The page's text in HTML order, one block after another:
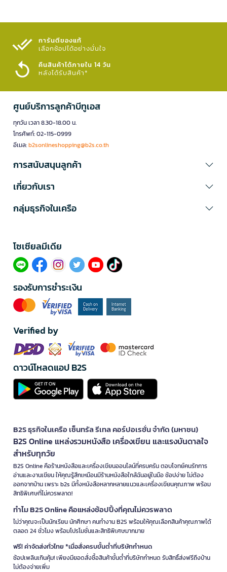
การันตีของแท้
เลือกช้อปได้อย่างมั่นใจ​
คืนสินค้าได้ภายใน 14 วัน
หลังได้รับสินค้า*
ศูนย์บริการลูกค้าบีทูเอส
ทุกวัน เวลา 8.30-18.00 น.
โทรศัพท์: 02-115-0999
อีเมล:b2sonlineshopping@b2s.co.th
การสนับสนุนลูกค้า
เกี่ยวกับเรา
กลุ่มธุรกิจในเครือ
โซเซียลมีเดีย​
รองรับการชำระเงิน
Verified by
ดาวน์โหลดแอป B2S
B2S ธุรกิจในเครือ เซ็นทรัล รีเทล คอร์ปอเรชั่น จำกัด (มหาชน)
B2S Online แหล่งรวมหนังสือ เครื่องเขียน และแรงบันดาลใจ
สำหรับทุกวัย
B2S Online คือร้านหนังสือและเครื่องเขียนออนไลน์ที่ครบครัน ตอบโจทย์คนรักการ
อ่านและงานเขียน ให้คุณรู้สึกเหมือนมีร้านหนังสือใกล้ฉันอยู่ในมือ ช้อปง่าย ไม่ต้อง
ออกจากบ้าน เพราะ b2s มีทั้งหนังสือหลากหลายแนวและเครื่องเขียนคุณภาพ พร้อม
สิทธิพิเศษที่ไม่ควรพลาด!
ทำไม B2S Online คือแหล่งช้อปปิ้งที่คุณไม่ควรพลาด
ไม่ว่าคุณจะเป็นนักเรียน นักศึกษา คนทำงาน B2S พร้อมให้คุณเลือกสินค้าคุณภาพได้
ตลอด 24 ชั่วโมง พร้อมโปรโมชั่นและสิทธิพิเศษมากมาย
ฟรี! ค่าจัดส่งทั่วไทย *เมื่อสั่งครบขั้นต่ำที่บริษัทกำหนด
ช้อปเพลินเกินคุ้ม! เพียงมียอดสั่งซื้อสินค้าขั้นต่ำที่บริษัทกำหนด รับสิทธิ์ส่งฟรีถึงบ้าน
ไม่ต้องจ่ายเพิ่ม